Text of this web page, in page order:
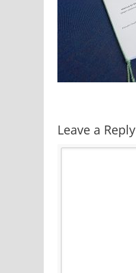
Leave a Reply